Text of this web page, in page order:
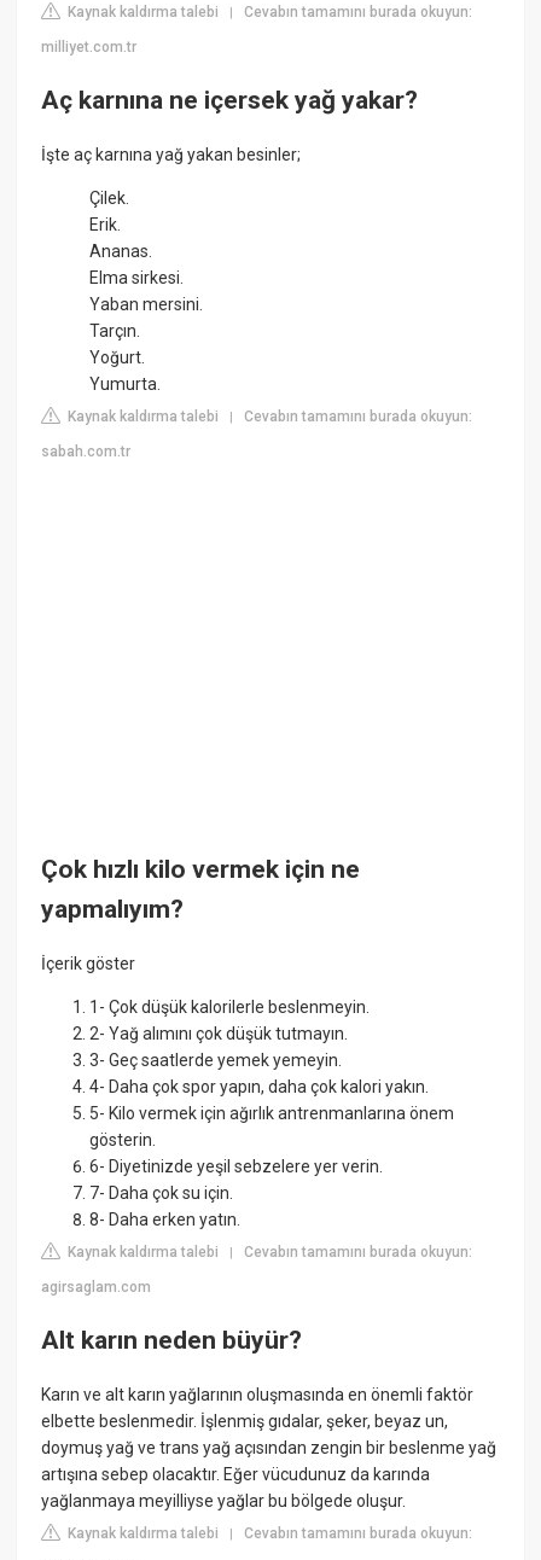
Kaynak kaldırma talebi |Cevabın tamamını burada okuyun:
milliyet.com.tr
Aç karnına ne içersek yağ yakar?
İşte aç karnına yağ yakan besinler;
Çilek.
Erik.
Ananas.
Elma sirkesi.
Yaban mersini.
Tarçın.
Yoğurt.
Yumurta.
Kaynak kaldırma talebi |Cevabın tamamını burada okuyun:
sabah.com.tr
Çok hızlı kilo vermek için ne
yapmalıyım?
İçerik göster
1- Çok düşük kalorilerle beslenmeyin.
2- Yağ alımını çok düşük tutmayın.
3- Geç saatlerde yemek yemeyin.
4- Daha çok spor yapın, daha çok kalori yakın.
5- Kilo vermek için ağırlık antrenmanlarına önem
gösterin.
6- Diyetinizde yeşil sebzelere yer verin.
7- Daha çok su için.
8- Daha erken yatın.
Kaynak kaldırma talebi |Cevabın tamamını burada okuyun:
agirsaglam.com
Alt karın neden büyür?
Karın ve alt karın yağlarının oluşmasında en önemli faktör
elbette beslenmedir. İşlenmiş gıdalar, şeker, beyaz un,
doymuş yağ ve trans yağ açısından zengin bir beslenme yağ
artışına sebep olacaktır. Eğer vücudunuz da karında
yağlanmaya meyilliyse yağlar bu bölgede oluşur.
Kaynak kaldırma talebi |Cevabın tamamını burada okuyun: